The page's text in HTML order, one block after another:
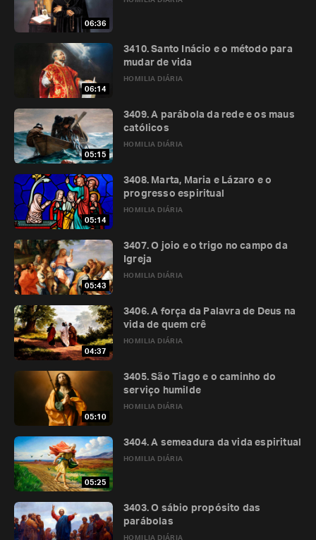
06:36
06:14
HOMILIA DIÁRIA
3410. Santo Inácio e o método para
mudar de vida
05:15
HOMILIA DIÁRIA
3409. A parábola da rede e os maus
católicos
05:14
HOMILIA DIÁRIA
3408. Marta, Maria e Lázaro e o
progresso espiritual
05:43
HOMILIA DIÁRIA
3407. O joio e o trigo no campo da
Igreja
04:37
HOMILIA DIÁRIA
3406. A força da Palavra de Deus na
vida de quem crê
05:10
HOMILIA DIÁRIA
3405. São Tiago e o caminho do
serviço humilde
05:25
HOMILIA DIÁRIA
3404. A semeadura da vida espiritual
HOMILIA DIÁRIA
3403. O sábio propósito das
parábolas